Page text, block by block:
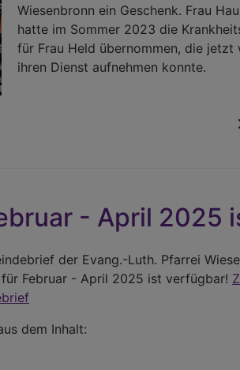
Wiesenbronn ein Geschenk. Frau
hatte im Sommer 2023 die
für Frau Held übernommen, die jetzt
ihren Dienst aufnehmen konnte.
- April 2025
der Evang.-Luth. Pfarrei
Februar - April 2025 ist verfügbar!
dem Inhalt: